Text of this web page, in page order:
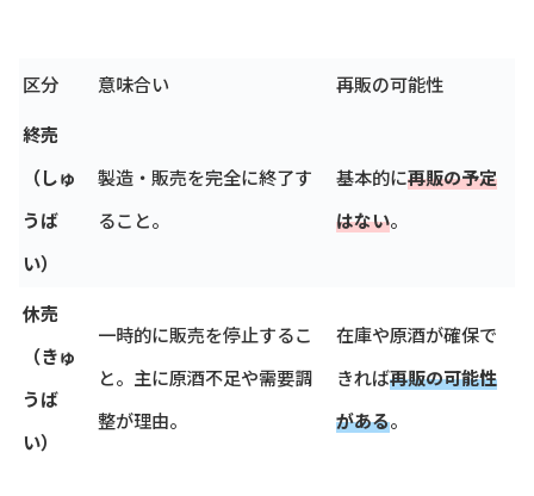
区分 意味合い
再販の可能性
終売
（しゅ
うば
い）
製造・販売を完全に終了す
ること。
基本的に再販の予定
はない。
休売
（きゅ
うば
い）
一時的に販売を停止するこ
と。主に原酒不足や需要調
整が理由。
在庫や原酒が確保で
きれば再販の可能性
がある。